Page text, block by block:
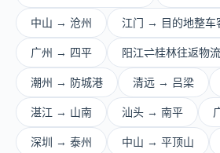
中山 → 沧州 江门 → 目的地整车
广州 → 四平 阳江⇌桂林往返物
潮州 → 防城港 清远 → 吕梁
湛江 → 山南 汕头 → 南平
深圳 → 泰州 中山 → 平顶山